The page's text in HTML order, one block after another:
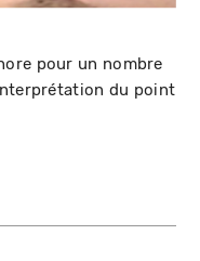
pour un nombre
du point